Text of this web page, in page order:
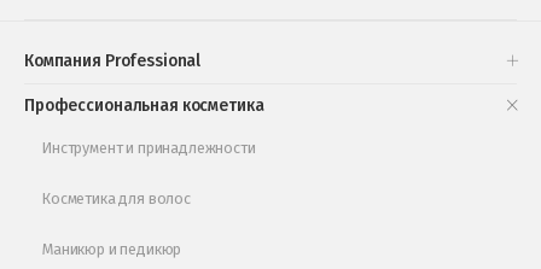
Компания Professional
Профессиональная косметика
Инструмент и принадлежности
Косметика для волос
Маникюр и педикюр
Обучающее видео